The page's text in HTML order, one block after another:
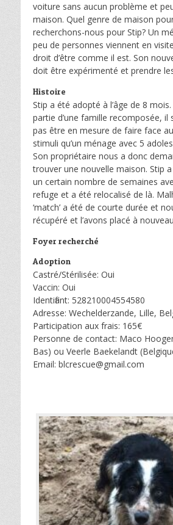
voiture sans aucun problème et
maison. Quel genre de maison
recherchons-nous pour Stip? Un
peu de personnes viennent en
droit d’être comme il est. Son
doit être expérimenté et prendre
Histoire
Stip a été adopté à l’âge de 8
partie d’une famille recomposée, il
pas être en mesure de faire face
stimuli qu’un ménage avec 5
Son propriétaire nous a donc
trouver une nouvelle maison. Stip
un certain nombre de semaines
refuge et a été relocalisé de là.
‘match’ a été de courte durée et
récupéré et l’avons placé à
Foyer recherché
Adoption
Castré/Stérilisée: Oui
Vaccin: Oui
Identifiant: 528210004554580
Adresse: Wechelderzande, Lille,
Participation aux frais: 165€
Personne de contact: Maco
Bas) ou Veerle Baekelandt
Email: blcrescue@gmail.com